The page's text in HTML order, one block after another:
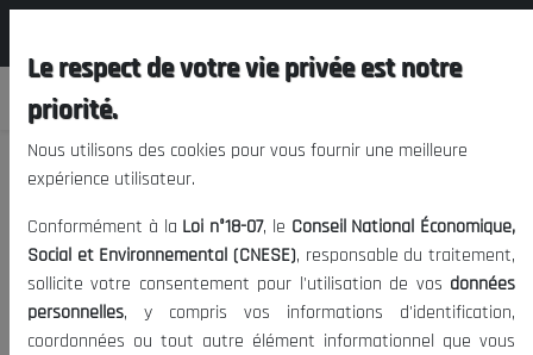
Nous vous prions de nous
excuser, mais l'accès à ce
contenu est restreint.
Le respect de votre vie privée est notre
priorité.
Nous utilisons des cookies pour vous fournir une meilleure
expérience utilisateur.
Conformément à la Loi n°18-07, le Conseil National Économique,
Social et Environnemental (CNESE), responsable du traitement,
sollicite votre consentement pour l'utilisation de vos données
personnelles, y compris vos informations d'identification,
coordonnées ou tout autre élément informationnel que vous